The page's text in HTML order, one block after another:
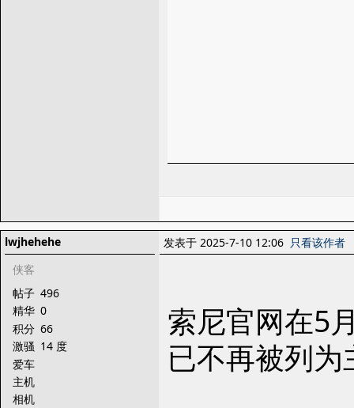
lwjhehehe
侠客
帖子 496
精华 0
积分 66
激骚 14 度
爱车
主机
相机
发表于 2025-7-10 12:06 只看该作者
索尼官网在5
已不再被列